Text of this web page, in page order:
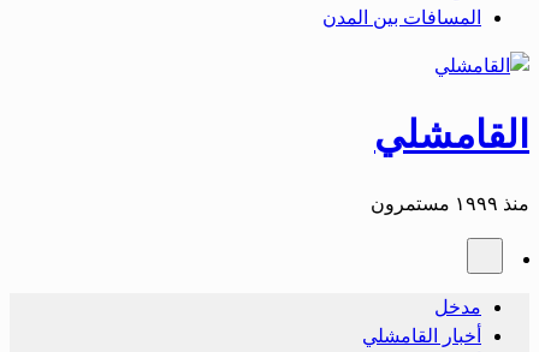
المسافات بين المدن
القامشلي
منذ ١٩٩٩ مستمرون
مدخل
أخبار القامشلي